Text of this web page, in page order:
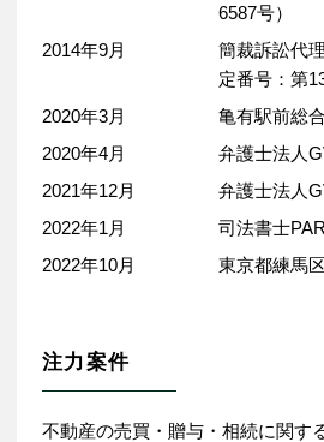
6587号）
2014年9月
簡裁訴訟代
定番号：第
2020年3月
亀有駅前総
2020年4月
弁護士法人
2021年12月
弁護士法人
2022年1月
司法書士
2022年10月
東京都練馬
注力案件
不動産の売買・贈与・相続に関す